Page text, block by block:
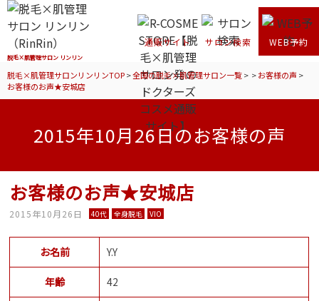
脱毛×肌管理サロン リンリン
通販サイト サロン検索 WEB予約
脱毛×肌管理サロンリンリンTOP>全国の脱毛×肌管理サロン一覧> >お客様の声 >
お客様のお声★安城店
2015年10月26日のお客様の声
お客様のお声★安城店
2015年10月26日 40代 全身脱毛 VIO
お名前 Y.Y
年齢 42